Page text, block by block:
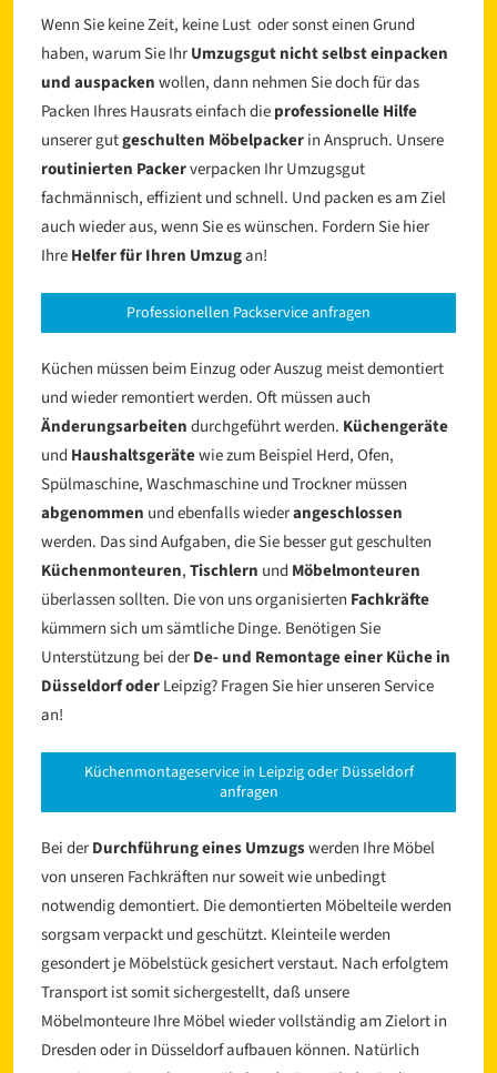
Wenn Sie keine Zeit, keine Lust oder sonst einen Grund
haben, warum Sie IhrUmzugsgut nicht selbst einpacken
und auspackenwollen, dann nehmen Sie doch für das
Packen Ihres Hausrats einfach dieprofessionelle Hilfe
unserer gutgeschulten Möbelpackerin Anspruch. Unsere
routinierten Packerverpacken Ihr Umzugsgut
fachmännisch, effizient und schnell. Und packen es am Ziel
auch wieder aus, wenn Sie es wünschen. Fordern Sie hier
IhreHelfer für Ihren Umzugan!
Professionellen Packservice anfragen
Küchen müssen beim Einzug oder Auszug meist demontiert
und wieder remontiert werden. Oft müssen auch
Änderungsarbeitendurchgeführt werden. Küchengeräte
und Haushaltsgerätewie zum Beispiel Herd, Ofen,
Spülmaschine, Waschmaschine und Trockner müssen
abgenommen und ebenfalls wiederangeschlossen
werden. Das sind Aufgaben, die Sie besser gut geschulten
Küchenmonteuren,Tischlern und Möbelmonteuren
überlassen sollten. Die von uns organisierten Fachkräfte
kümmern sich um sämtliche Dinge. Benötigen Sie
Unterstützung bei derDe- und Remontage einer Küche in
Düsseldorf oderLeipzig? Fragen Sie hier unseren Service
an!
Küchenmontageservice in Leipzig oder Düsseldorf
anfragen
Bei derDurchführung eines Umzugswerden Ihre Möbel
von unseren Fachkräften nur soweit wie unbedingt
notwendig demontiert. Die demontierten Möbelteile werden
sorgsam verpackt und geschützt. Kleinteile werden
gesondert je Möbelstück gesichert verstaut. Nach erfolgtem
Transport ist somit sichergestellt, daß unsere
Möbelmonteure Ihre Möbel wieder vollständig am Zielort in
Dresden oder in Düsseldorf aufbauen können. Natürlich